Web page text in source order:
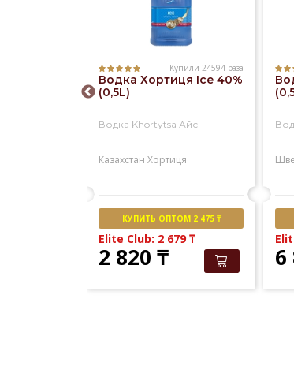
Купили 24594 раза
Водка Хортиця Ice 40%
(0,5L)
Водка Khortytsa Айс
Казахстан Хортиця
КУПИТЬ ОПТОМ 2 475 ₸
Elite Club: 2 679₸
2 820 ₸ 6